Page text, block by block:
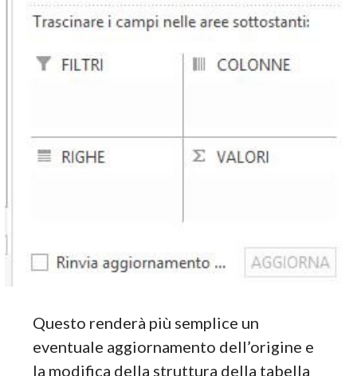
Questo renderà più semplice un
eventuale aggiornamento dell’origine e
la modifica della struttura della tabella